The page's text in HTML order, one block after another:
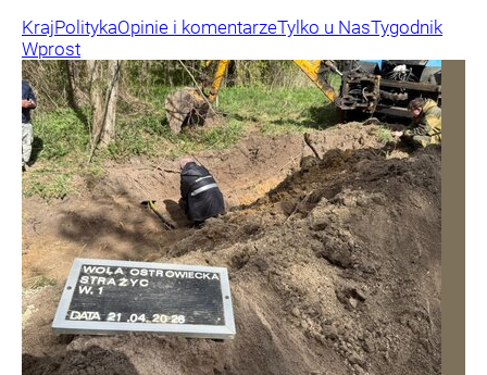
KrajPolitykaOpinie i komentarzeTylko u NasTygodnik
Wprost